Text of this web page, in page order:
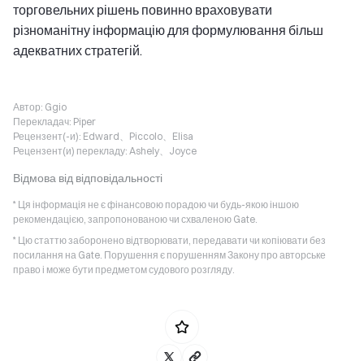
торговельних рішень повинно враховувати
різноманітну інформацію для формулювання більш
адекватних стратегій.
Автор: Ggio
Перекладач: Piper
Рецензент(-и): Edward、Piccolo、Elisa
Рецензент(и) перекладу: Ashely、Joyce
Відмова від відповідальності
* Ця інформація не є фінансовою порадою чи будь-якою іншою
рекомендацією, запропонованою чи схваленою Gate.
* Цю статтю заборонено відтворювати, передавати чи копіювати без
посилання на Gate. Порушення є порушенням Закону про авторське
право і може бути предметом судового розгляду.